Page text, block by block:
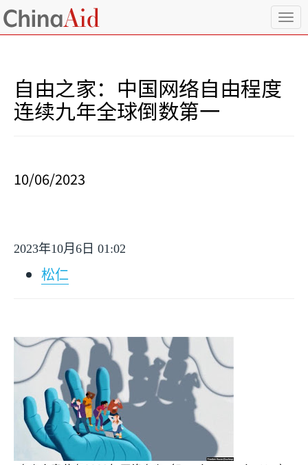
T
o
自由之家：中国网络自由程度
连续九年全球倒数第一
10/06/2023
2023年10月 6 日 01:02
松仁